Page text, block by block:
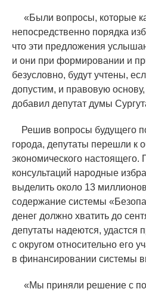
«Были вопросы, которые
непосредственно порядка
что эти предложения
и они при формировании и
безусловно, будут учтены,
допустим, и правовую
добавил депутат думы
Решив вопросы будущего
города, депутаты перешли к
экономического
консультаций народные
выделить около 13
содержание системы «
денег должно хватить до
депутаты надеются, удастся
с округом относительно его
в финансировании системы
«Мы приняли решение с